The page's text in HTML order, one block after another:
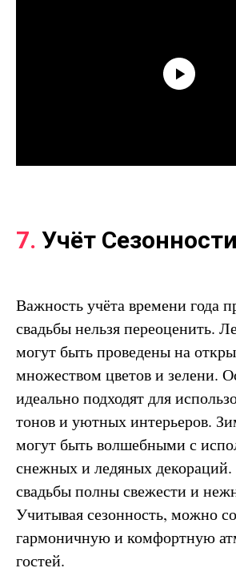
7. Учёт Сезонности
Важность учёта времени года
свадьбы нельзя переоценить.
могут быть проведены на
множеством цветов и зелени.
идеально подходят для
тонов и уютных интерьеров.
могут быть волшебными с
снежных и ледяных
свадьбы полны свежести и
Учитывая сезонность, можно
гармоничную и комфортную
гостей.